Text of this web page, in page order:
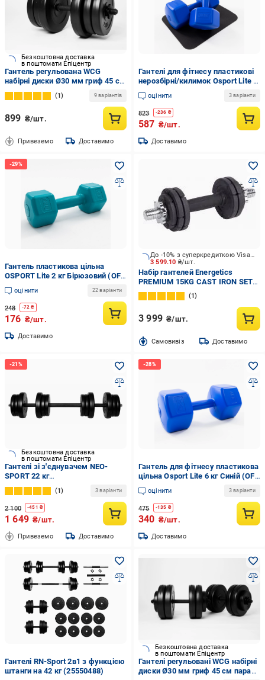
Безкоштовна доставка
в поштомати Епіцентр
Гантель регульована WCG
набірні диски Ø30 мм гриф 45 см
20 кг
1 9 варіантів
899 ₴/шт.
Привеземо Доставимо
Гантелі для фітнесу пластикові
нерозбірні/килимок Osport Lite 2
шт. 5 кг Синій (OF-0120)
оцінити 3 варіанти
823 -236 ₴
587 ₴/шт.
Доставимо
Гантель пластикова цільна
OSPORT Lite 2 кг Бірюзовий (OF-
0115)
оцінити 22 варіанти
248 -72 ₴
176 ₴/шт.
Доставимо
3 599.10 ₴/шт.
До -10% з суперкредиткою Visa Вигода
Набір гантелей Energetics
PREMIUM 15KG CAST IRON SET
(30MM) 427166-050 чорний
1
3 999 ₴/шт.
Cамовивіз Доставимо
Безкоштовна доставка
в поштомати Епіцентр
Гантелі зі з'єднувачем NEO-
SPORT 22 кг
(p2127179429_neo_NM)
1 3 варіанти
2 100 -451 ₴
1 649 ₴/шт.
Привеземо Доставимо
Гантель для фітнесу пластикова
цільна Osport Lite 6 кг Синій (OF-
0264)
оцінити 3 варіанти
475 -135 ₴
340 ₴/шт.
Доставимо
Гантелі RN-Sport 2в1 з функцією
штанги на 42 кг (25550488)
Безкоштовна доставка
в поштомати Епіцентр
Гантелі регульовані WCG набірні
диски Ø30 мм гриф 45 см пара